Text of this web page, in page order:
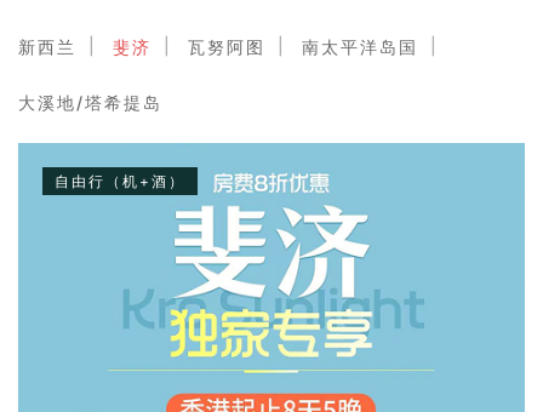
新西兰 斐济 瓦努阿图 南太平洋岛国
大溪地/塔希提岛
自由行（机+酒）